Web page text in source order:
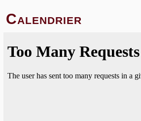
CalendrierLamentinois :